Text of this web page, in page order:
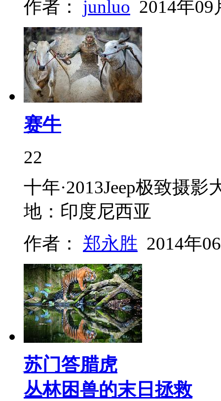
作者： junluo 2014年09
赛牛
22
十年·2013Jeep极致摄
地：印度尼西亚
作者： 郑永胜 2014年
苏门答腊虎
丛林困兽的末日拯救